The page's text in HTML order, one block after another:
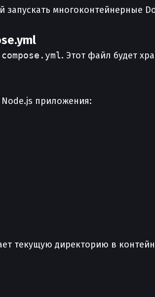
запускать многоконтейнерные
. Этот файл будет
приложения:
текущую директорию в